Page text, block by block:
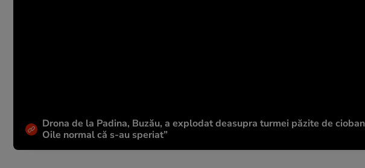
Drona de la Padina, Buzău, a explodat deasupra turmei păzite de
Oile normal că s-au speriat”